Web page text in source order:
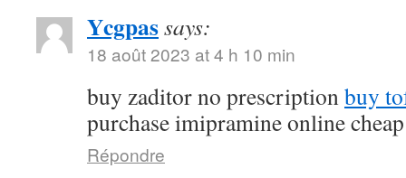
Ycgpassays:
18 août 2023 at 4 h 10 min
buy zaditor no prescriptionbuy
purchase imipramine online cheap
Répondre